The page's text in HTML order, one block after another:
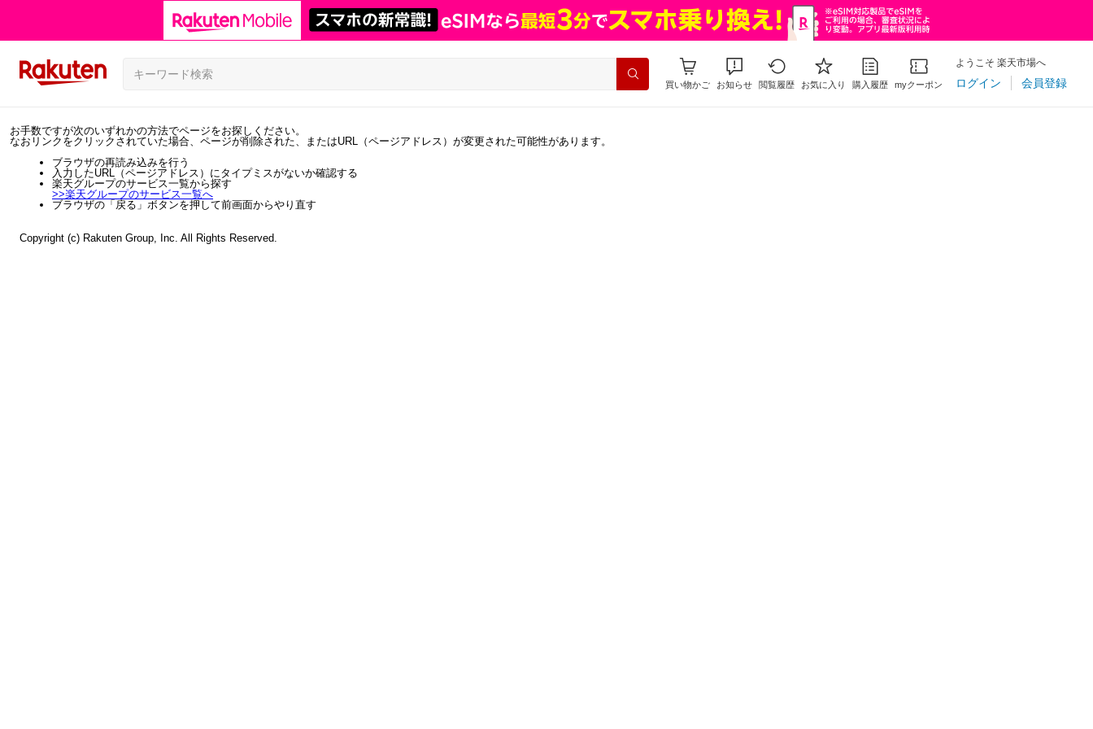
買い物かご お知らせ 閲覧履歴 お気に入り 購入履歴 myクーポン
ようこそ 楽天市場へ
ログイン 会員登録
お手数ですが次のいずれかの方法でページをお探しください。
なおリンクをクリックされていた場合、ページが削除された、またはURL（ページアドレス）が変更された可能性があります。
ブラウザの再読み込みを行う
入力したURL（ページアドレス）にタイプミスがないか確認する
楽天グループのサービス一覧から探す
>>楽天グループのサービス一覧へ
ブラウザの「戻る」ボタンを押して前画面からやり直す
Copyright (c) Rakuten Group, Inc. All Rights Reserved.